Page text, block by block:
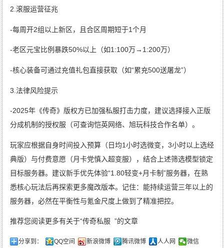
2.滚服运营征兆
-每周开2组以上新区，且合区周期短于1个月
-老区元宝比例暴跌50%以上（如1:100万→1:200万）
-核心装备可通过充值礼包直接获取（如“累充500送屠龙”）
3.法律风险提示
-2025年《传奇》版权方已加强私服打击力度，建议选择接入正版
分成机制的授权服（可查询恺英网络、旭玩科技合作名单）。
玩家应根据自身时间投入预算（日均1小时选微变，3小时以上选经
典版）与付费意愿（月卡党慎入超变服），结合上述筛选模型锁定
目标服务器。建议新手优先体验“1.80轻变+月卡制”服务器，在熟
悉核心玩法后再探索更多魔改版本。记住：能持续运营三年以上的
服务器，必然在平衡性与氪金尺度上做到了精准把控。
推荐您阅读更多有关于“传奇私服 ”的文章
分享到： QQ空间 新浪微博 腾讯微博 人人网 微信